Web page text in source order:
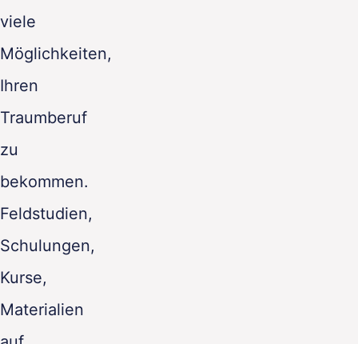
viele
Möglichkeiten,
Ihren
Traumberuf
zu
bekommen.
Feldstudien,
Schulungen,
Kurse,
Materialien